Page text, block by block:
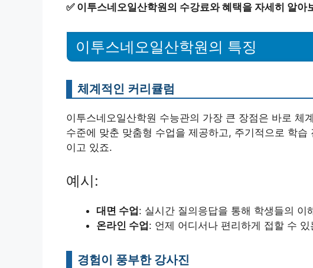
✅ 이투스네오일산학원의 수강료와 혜택을 자세히 알아
이투스네오일산학원의 특징
체계적인 커리큘럼
이투스네오일산학원 수능관의 가장 큰 장점은 바로 체
수준에 맞춘 맞춤형 수업을 제공하고, 주기적으로 학
이고 있죠.
예시:
대면 수업: 실시간 질의응답을 통해 학생들의 이
온라인 수업: 언제 어디서나 편리하게 접할 수
경험이 풍부한 강사진